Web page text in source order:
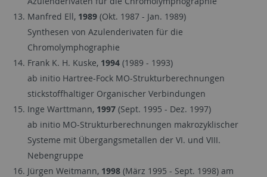
Manfred Ell, 1989(Okt. 1987 - Jan. 1989)
Synthesen von Azulenderivaten für die
Chromolymphographie
Frank K. H. Kuske, 1994(1989 - 1993)
ab initio Hartree-Fock MO-Strukturberechnungen
stickstoffhaltiger Organischer Verbindungen
Inge Warttmann, 1997(Sept. 1995 - Dez. 1997)
ab initio MO-Strukturberechnungen makrozyklischer
Systeme mit Übergangsmetallen der VI. und VIII.
Nebengruppe
Jürgen Weitmann, 1998(März 1995 - Sept. 1998) am